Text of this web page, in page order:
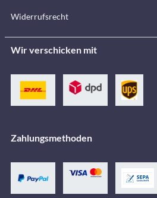
Widerrufsrecht
Wir verschicken mit
Zahlungsmethoden